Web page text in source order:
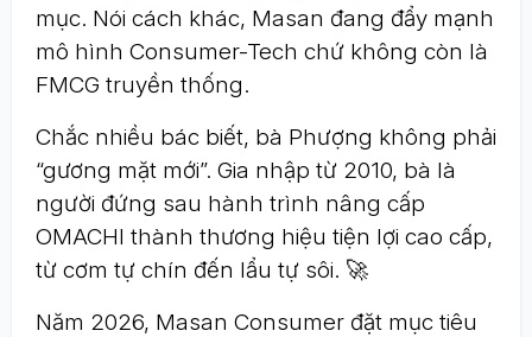
mục. Nói cách khác, Masan đang đẩy mạnh
mô hình Consumer-Tech chứ không còn là
FMCG truyền thống.
Chắc nhiều bác biết, bà Phượng không phải
“gương mặt mới”. Gia nhập từ 2010, bà là
người đứng sau hành trình nâng cấp
OMACHI thành thương hiệu tiện lợi cao cấp,
từ cơm tự chín đến lẩu tự sôi. 🚀
Năm 2026, Masan Consumer đặt mục tiêu